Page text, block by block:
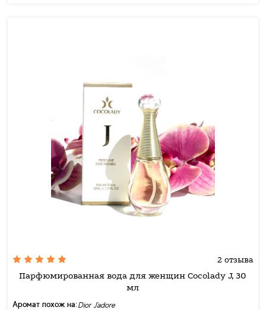
2 отзыва
Парфюмированная вода для женщин Cocolady J, 30
мл
Аромат похож на:Dior J'adore